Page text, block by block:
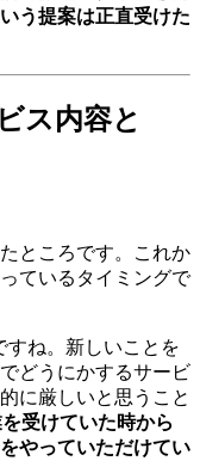
う提案は正直受けた
ス内容と
ところです。これか
ているタイミングで
すね。新しいことを
どうにかするサービ
に厳しいと思うこと
受けていた時から
やっていただけてい